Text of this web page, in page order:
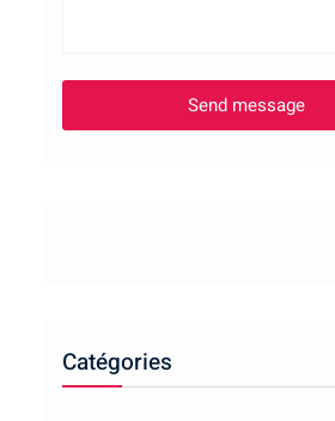
Catégories